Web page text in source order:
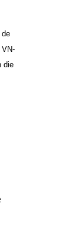
de
die